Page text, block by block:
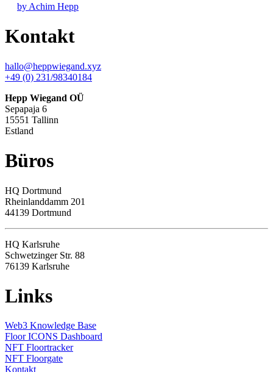
by Achim Hepp
Kontakt
hallo@heppwiegand.xyz
+49 (0) 231/98340184
Hepp Wiegand OÜ
Sepapaja 6
15551 Tallinn
Estland
Büros
HQ Dortmund
Rheinlanddamm 201
44139 Dortmund
HQ Karlsruhe
Schwetzinger Str. 88
76139 Karlsruhe
Links
Web3 Knowledge Base
Floor ICONS Dashboard
NFT Floortracker
NFT Floorgate
Kontakt